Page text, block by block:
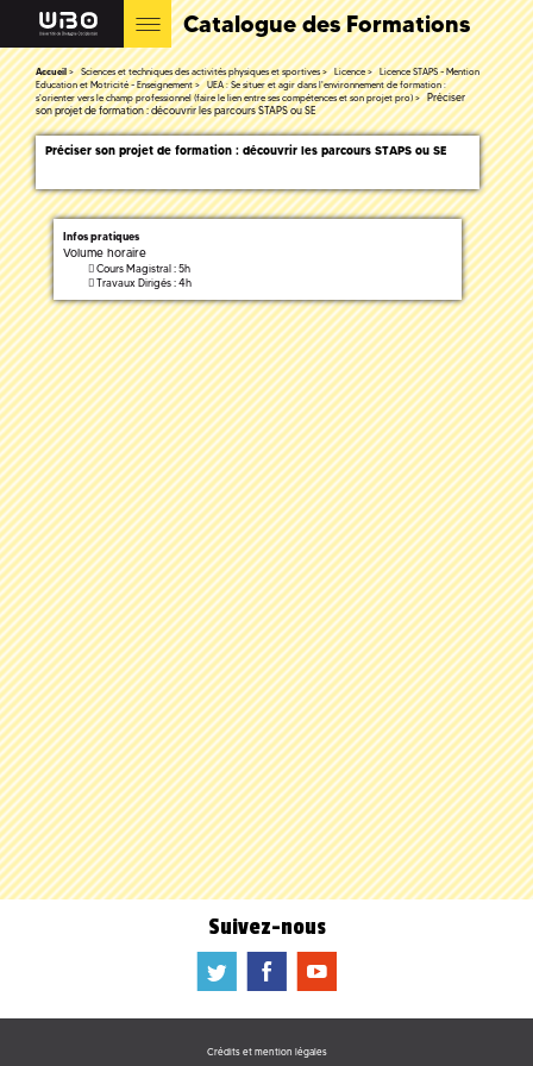
Catalogue des Formations
Accueil Sciences et techniques des activités physiques et sportives Licence
Licence STAPS - Mention
Education et Motricité - Enseignement
UEA : Se situer et agir dans l'environnement de formation :
s'orienter vers le champ professionnel (faire le lien entre ses compétences et son projet pro)
Préciser
son projet de formation : découvrir les parcours STAPS ou SE
Préciser son projet de formation : découvrir les parcours STAPS ou SE
Infos pratiques
Volume horaire
Cours Magistral : 5h
Travaux Dirigés : 4h
Suivez-nous
a b f
Crédits et mention légales